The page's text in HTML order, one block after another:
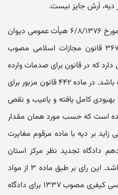
دیه، اَرش جایز نیست.
* ـ رأی وحدت رویه شماره ۶۱۹ مورخ ۶/۸/۱۳۷۶ هیأت عمومی دیوان
عالی کشور: مستفاد از ماده ۳۶۷ قانون مجازات اسلامی مصوب
دارد که در قانون برای صدمات وارده
به اعضاء بدن، دیه تعیین نشده باشد. در ماده ۴۴۲ قانون مزبور برای
کامل یافته و یاعیب و نقص
است که حسب مورد همان مقدار
زاید بر دیه با ماده مرقوم مغایرت
دادگاه تجدید نظر مرکز استان
صحیح و منطبق با قانون می باشد. این رای بر طبق ماده ۳ از مواد
اضافه شده به قانون آیین دادرسی کیفری مصوب ۱۳۳۷ برای دادگاه